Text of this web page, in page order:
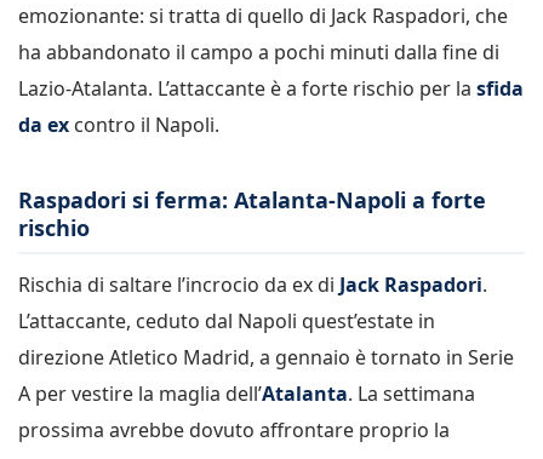
emozionante: si tratta di quello di Jack Raspadori, che
ha abbandonato il campo a pochi minuti dalla fine di
Lazio-Atalanta. L’attaccante è a forte rischio per la sfida
da ex contro il Napoli.
Raspadori si ferma: Atalanta-Napoli a forte
rischio
Rischia di saltare l’incrocio da ex di Jack Raspadori.
L’attaccante, ceduto dal Napoli quest’estate in
direzione Atletico Madrid, a gennaio è tornato in Serie
A per vestire la maglia dell’Atalanta. La settimana
prossima avrebbe dovuto affrontare proprio la